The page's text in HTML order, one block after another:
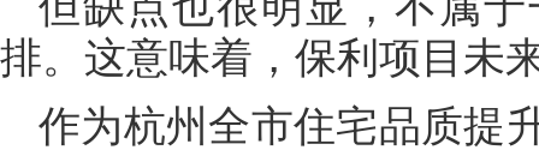
排。这意味着，保利项目未
作为杭州全市住宅品质提